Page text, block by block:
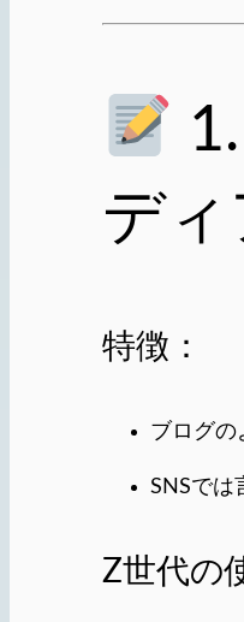
ディ
特徴：
ブログの
SNSでは
Z世代の